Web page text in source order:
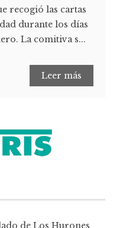
recogió las cartas
durante los días
La comitiva s...
Leer más
de Los Hurones